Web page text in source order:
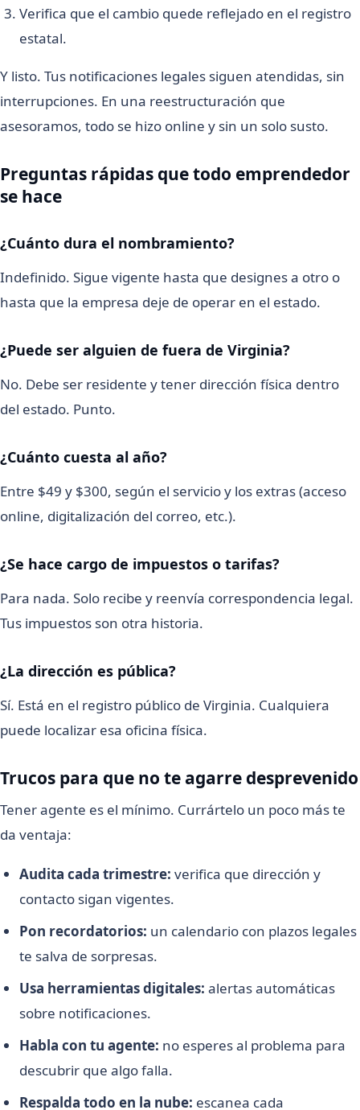
Verifica que el cambio quede reflejado en el registro
estatal.
Y listo. Tus notificaciones legales siguen atendidas, sin
interrupciones. En una reestructuración que
asesoramos, todo se hizo online y sin un solo susto.
Preguntas rápidas que todo emprendedor
se hace
¿Cuánto dura el nombramiento?
Indefinido. Sigue vigente hasta que designes a otro o
hasta que la empresa deje de operar en el estado.
¿Puede ser alguien de fuera de Virginia?
No. Debe ser residente y tener dirección física dentro
del estado. Punto.
¿Cuánto cuesta al año?
Entre $49 y $300, según el servicio y los extras (acceso
online, digitalización del correo, etc.).
¿Se hace cargo de impuestos o tarifas?
Para nada. Solo recibe y reenvía correspondencia legal.
Tus impuestos son otra historia.
¿La dirección es pública?
Sí. Está en el registro público de Virginia. Cualquiera
puede localizar esa oficina física.
Trucos para que no te agarre desprevenido
Tener agente es el mínimo. Currártelo un poco más te
da ventaja:
Audita cada trimestre: verifica que dirección y
contacto sigan vigentes.
Pon recordatorios: un calendario con plazos legales
te salva de sorpresas.
Usa herramientas digitales: alertas automáticas
sobre notificaciones.
Habla con tu agente: no esperes al problema para
descubrir que algo falla.
Respalda todo en la nube: escanea cada